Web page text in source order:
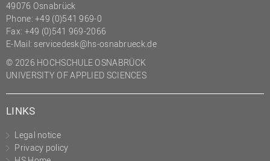
49076 Osnabrück
Phone: +49 (0)541 969-0
Fax: +49 (0)541 969-2066
E-Mail: servicedesk@hs-osnabrueck.de
© 2026 HOCHSCHULE OSNABRÜCK
UNIVERSITY OF APPLIED SCIENCES
LINKS
Legal notice
Privacy policy